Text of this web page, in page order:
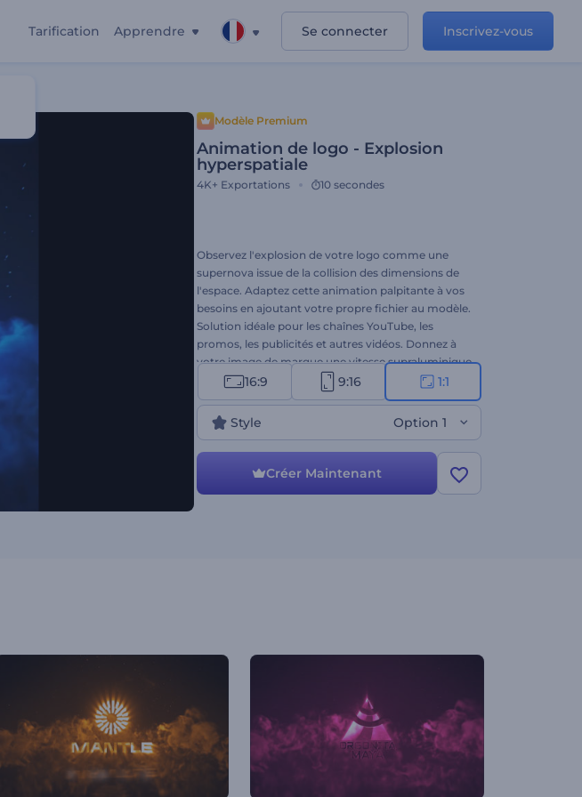
Tarification Apprendre Se connecter Inscrivez-vous
Modèle Premium
Animation de logo - Explosion
hyperspatiale
4K+ Exportations 10 secondes
Observez l'explosion de votre logo comme une
supernova issue de la collision des dimensions de
l'espace. Adaptez cette animation palpitante à vos
besoins en ajoutant votre propre fichier au modèle.
Solution idéale pour les chaînes YouTube, les
promos, les publicités et autres vidéos. Donnez à
votre image de marque une vitesse supraluminique
grâce à l’animation de logo "Explosion
hyperspatiale". À vous d’essayer !
16:9 9:16 1:1
Style Option 1
Créer Maintenant